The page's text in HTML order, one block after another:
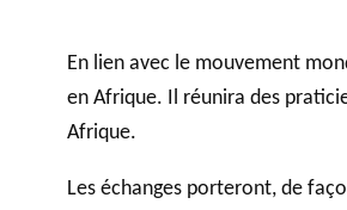
En lien avec le mouvement
en Afrique. Il réunira des
Afrique.
Les échanges porteront, de